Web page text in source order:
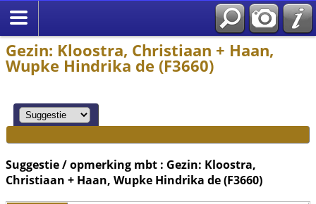
Gezin: Kloostra, Christiaan + Haan,
Wupke Hindrika de (F3660)
Suggestie / opmerking mbt : Gezin: Kloostra,
Christiaan + Haan, Wupke Hindrika de (F3660)